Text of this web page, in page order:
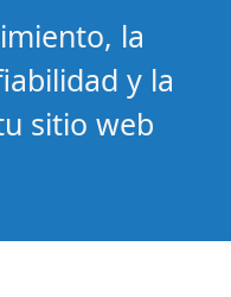
la
y la
sitio web